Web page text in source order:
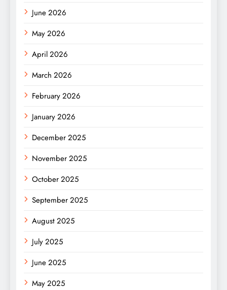
June 2026
May 2026
April 2026
March 2026
February 2026
January 2026
December 2025
November 2025
October 2025
September 2025
August 2025
July 2025
June 2025
May 2025